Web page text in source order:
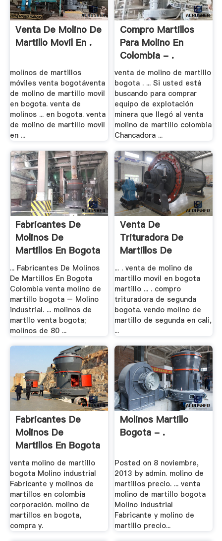
Venta De Molino De
Martillo Movil En .
molinos de martillos
móviles venta bogotáventa
de molino de martillo movil
en bogota. venta de
molinos ... en bogota. venta
de molino de martillo movil
en ...
Compro Martillos
Para Molino En
Colombia - .
venta de molino de martillo
bogota . ... Si usted está
buscando para comprar
equipo de explotación
minera que llegó al venta
molino de martillo colombia
Chancadora ...
Fabricantes De
Molinos De
Martillos En Bogota
... Fabricantes De Molinos
De Martillos En Bogota
Colombia venta molino de
martillo bogota – Molino
industrial. ... molinos de
martllo venta bogota;
molinos de 80 ...
Venta De
Trituradora De
Martillos De
Segunda .
... . venta de molino de
martillo movil en bogota
martillo ... . compro
trituradora de segunda
bogota. vendo molino de
martillo de segunda en cali,
...
Fabricantes De
Molinos De
Martillos En Bogota
venta molino de martillo
bogota Molino industrial
Fabricante y molinos de
martillos en colombia
corporación. molino de
martillos en bogota,
compra y.
Molinos Martillo
Bogota - .
Posted on 8 noviembre,
2013 by admin. molino de
martillos precio. ... venta
molino de martillo bogota
Molino industrial
Fabricante y molino de
martillo precio...